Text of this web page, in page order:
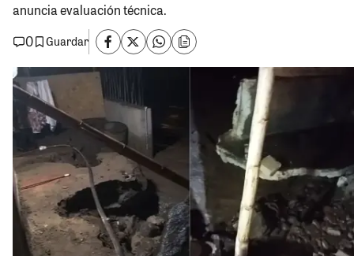
anuncia evaluación técnica.
0
Guardar